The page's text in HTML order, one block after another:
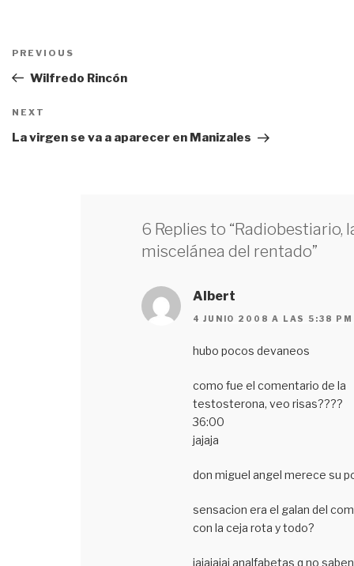
Previous
Post
PREVIOUS
Wilfredo Rincón
Next
Post
NEXT
La virgen se va a aparecer en Manizales
6 Replies to “Radiobestiario,
miscelánea del rentado”
Albert
4 JUNIO 2008 A LAS 5:38 PM
hubo pocos devaneos
como fue el comentario de la
testosterona, veo risas????
36:00
jajaja
don miguel angel merece su
sensacion era el galan del
con la ceja rota y todo?
jajajajaj analfabetas q no saben